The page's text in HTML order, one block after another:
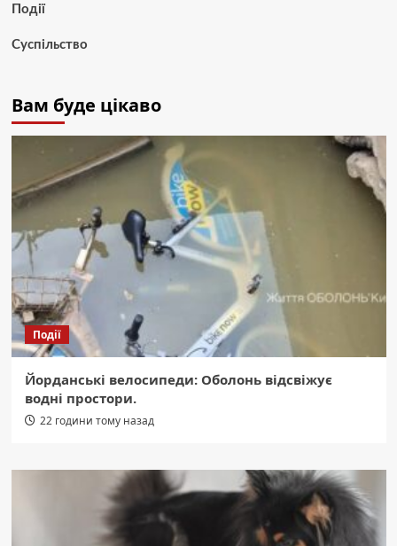
Події
Суспільство
Вам буде цікаво
Події
Йорданські велосипеди: Оболонь відсвіжує
водні простори.
22 години тому назад